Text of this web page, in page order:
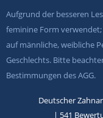
Aufgrund der besseren
feminine Form
auf männliche, weibliche
Geschlechts. Bitte
Bestimmungen des AGG.
Deutscher
| 541